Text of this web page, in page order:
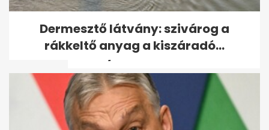
Orbán Viktornál Azahriah
helyett Majka a nyerő, de Ákos
a király
Dermesztő látvány: szivárog a
rákkeltő anyag a kiszáradó...